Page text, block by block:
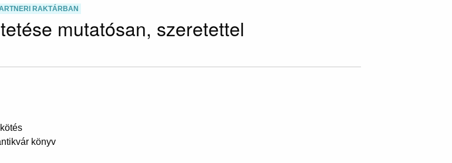
RAKTÁRBAN
mutatósan, szeretettel
könyv